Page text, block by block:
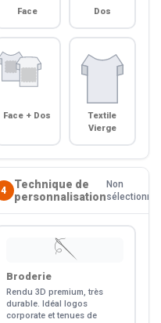
Face Dos
Face + Dos
Textile
Vierge
4
Technique de
personnalisation
Non
sélectionné
🪡
Broderie
Rendu 3D premium, très
durable. Idéal logos
corporate et tenues de